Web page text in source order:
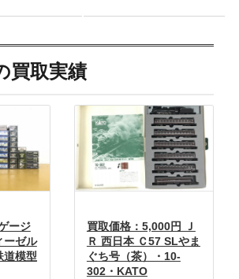
買取実績
ージ
ーゼル
道模型
買取価格：5,000円 Ｊ
Ｒ 西日本 Ｃ57 SLやま
ぐち号（茶）・10-
302・KATO